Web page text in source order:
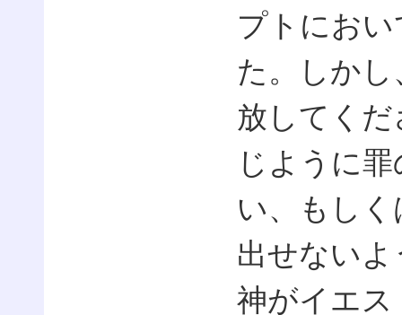
プトにお
た。しか
放してく
じように
い、もし
出せない
神がイエ